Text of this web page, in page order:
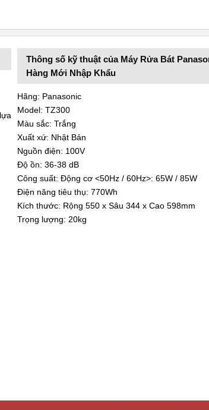
Thông số kỹ thuật của Máy Rửa Bát
Hàng Mới Nhập Khẩu
Hãng: Panasonic
Model: TZ300
Màu sắc: Trắng
Xuất xứ: Nhật Bản
Nguồn điện: 100V
Độ ồn: 36-38 dB
Công suất: Động cơ <50Hz / 60Hz>: 65W / 85W
Điện năng tiêu thụ: 770Wh
Kích thước: Rộng 550 x Sâu 344 x Cao 598mm
Trọng lượng: 20kg